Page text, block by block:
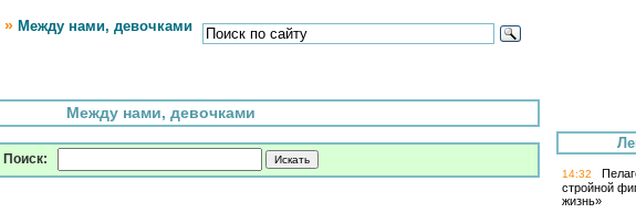
» Между нами, девочками
Между нами, девочками
Поиск:
14:32
стройной
жизнь»